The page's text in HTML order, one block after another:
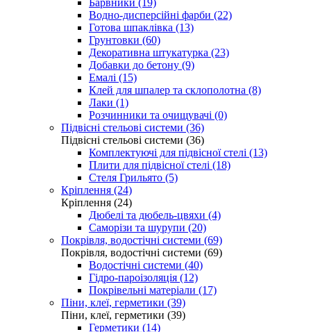
Водно-дисперсійні фарби (22)
Готова шпаклівка (13)
Грунтовки (60)
Декоративна штукатурка (23)
Добавки до бетону (9)
Емалі (15)
Клей для шпалер та склополотна (8)
Лаки (1)
Розчинники та очищувачі (0)
Підвісні стельові системи (36)
Підвісні стельові системи (36)
Комплектуючі для підвісної стелі (13)
Плити для підвісної стелі (18)
Стеля Грильято (5)
Кріплення (24)
Кріплення (24)
Дюбелі та дюбель-цвяхи (4)
Саморізи та шурупи (20)
Покрівля, водостічні системи (69)
Покрівля, водостічні системи (69)
Водостічні системи (40)
Гідро-пароізоляція (12)
Покрівельні матеріали (17)
Піни, клеї, герметики (39)
Піни, клеї, герметики (39)
Герметики (14)